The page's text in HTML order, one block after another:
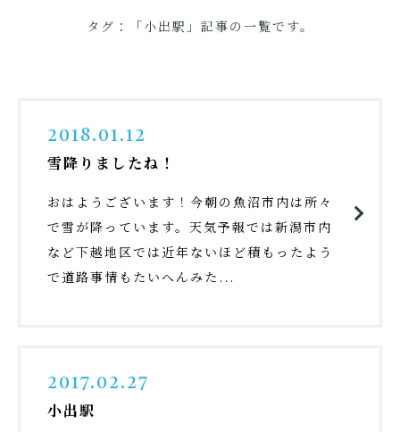
タグ：「小出駅」記事の一覧です。
2018.01.12
雪降りましたね！
おはようございます！今朝の魚沼市内は所々
で雪が降っています。天気予報では新潟市内
など下越地区では近年ないほど積もったよう
で道路事情もたいへんみた...
2017.02.27
小出駅